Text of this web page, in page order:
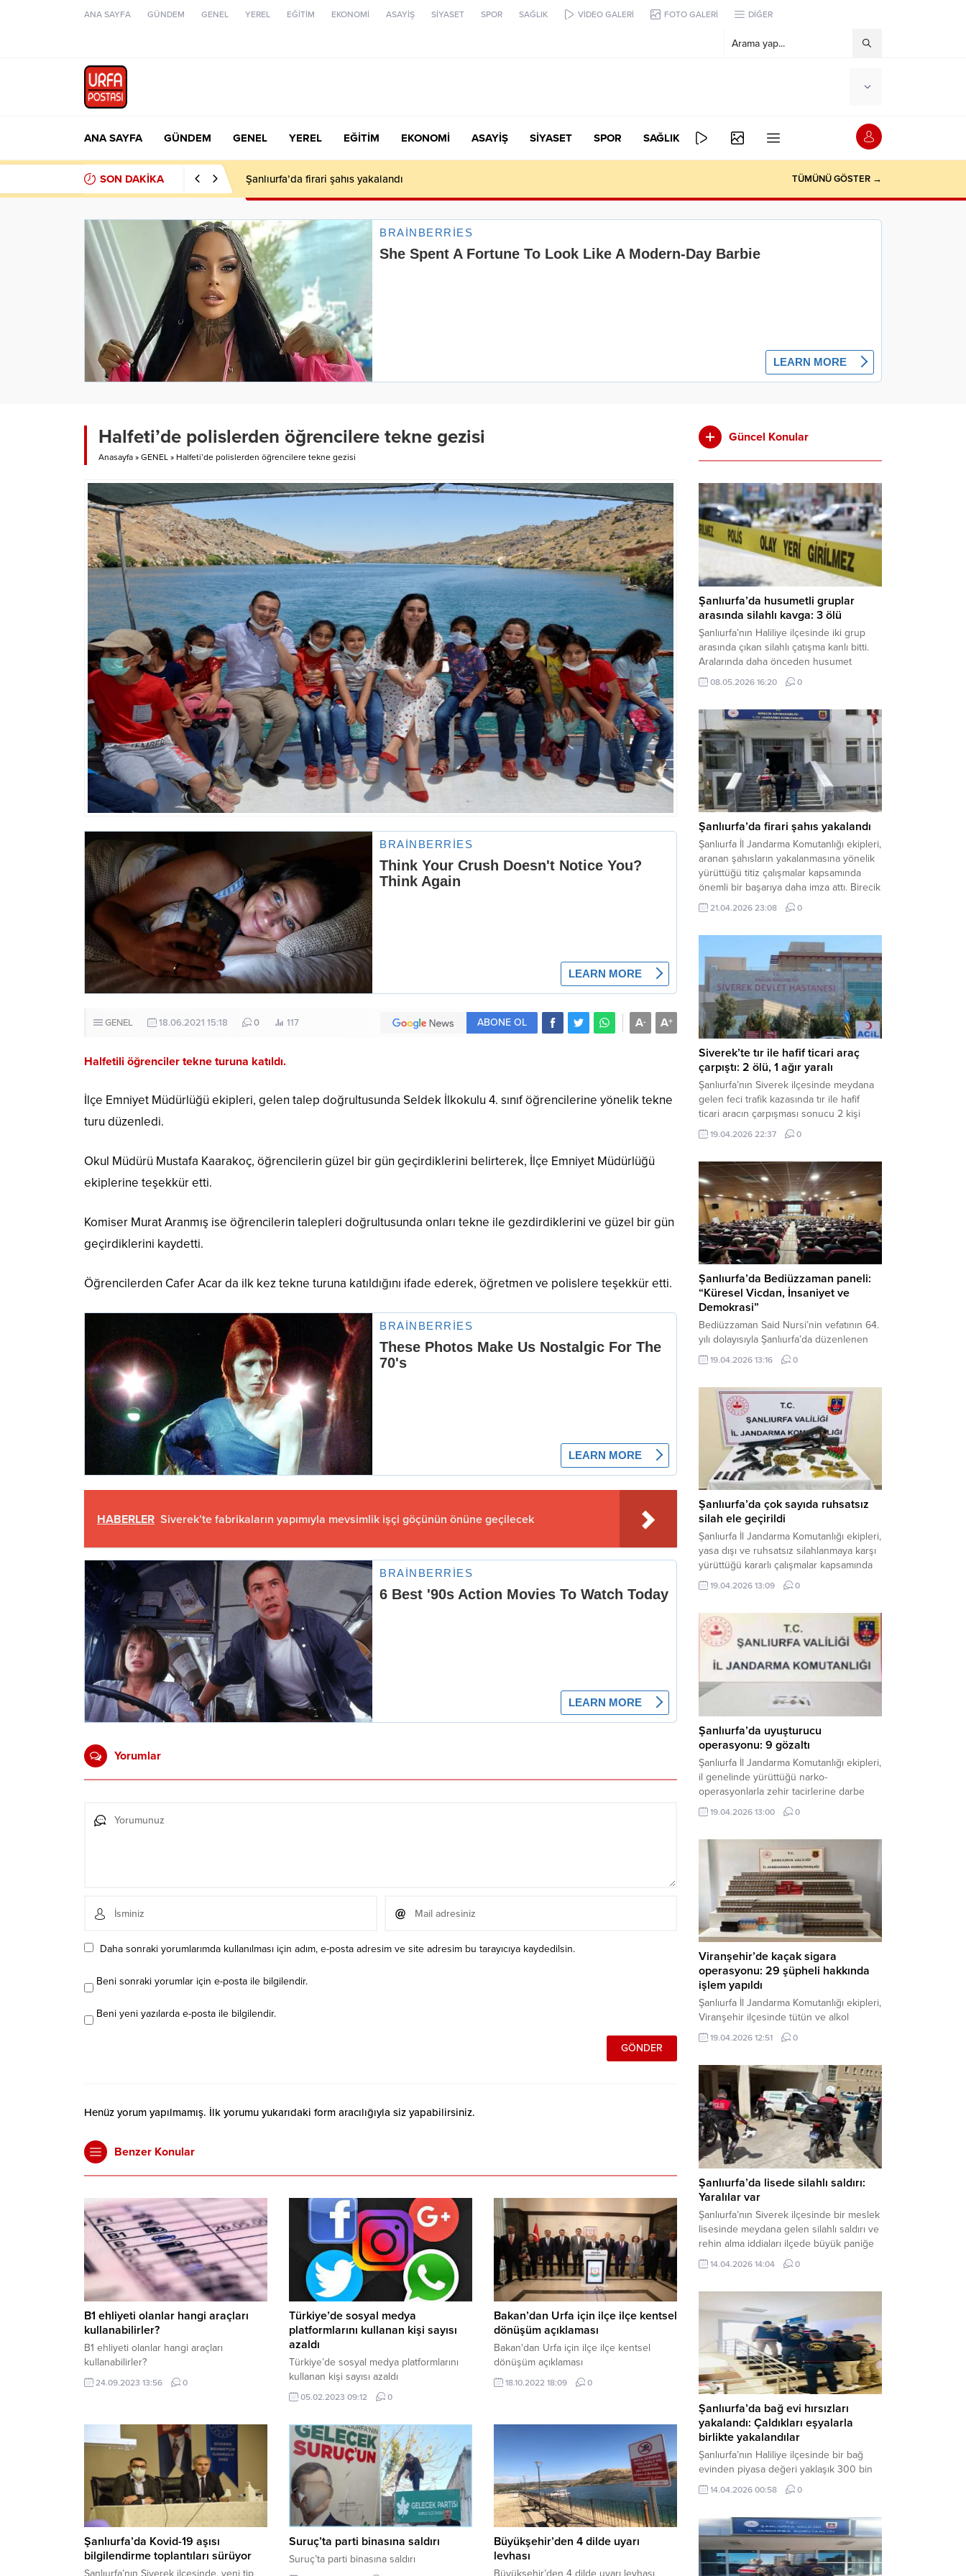
ANA SAYFA GÜNDEM GENEL YEREL EĞİTİM EKONOMİ ASAYİŞ SİYASET SPOR SAĞLIK VİDEO GALERİ FOTO GALERİ DİĞER
ANA SAYFA GÜNDEM GENEL YEREL EĞİTİM EKONOMİ ASAYİŞ SİYASET SPOR SAĞLIK
SON DAKİKA Şanlıurfa’da firari şahıs yakalandı TÜMÜNÜ GÖSTER →
Halfeti’de polislerden öğrencilere tekne gezisi
Anasayfa » GENEL » Halfeti’de polislerden öğrencilere tekne gezisi
GENEL 18.06.2021 15:18 0 117 A+
A-
ABONE OL
Halfetili öğrenciler tekne turuna katıldı.
İlçe Emniyet Müdürlüğü ekipleri, gelen talep doğrultusunda Seldek İlkokulu 4. sınıf öğrencilerine yönelik tekne
turu düzenledi.
Okul Müdürü Mustafa Kaarakoç, öğrencilerin güzel bir gün geçirdiklerini belirterek, İlçe Emniyet Müdürlüğü
ekiplerine teşekkür etti.
Komiser Murat Aranmış ise öğrencilerin talepleri doğrultusunda onları tekne ile gezdirdiklerini ve güzel bir gün
geçirdiklerini kaydetti.
Öğrencilerden Cafer Acar da ilk kez tekne turuna katıldığını ifade ederek, öğretmen ve polislere teşekkür etti.
HABERLER Siverek’te fabrikaların yapımıyla mevsimlik işçi göçünün önüne geçilecek
Yorumlar
Daha sonraki yorumlarımda kullanılması için adım, e-posta adresim ve site adresim bu tarayıcıya kaydedilsin.
Beni sonraki yorumlar için e-posta ile bilgilendir.
Beni yeni yazılarda e-posta ile bilgilendir.
Henüz yorum yapılmamış. İlk yorumu yukarıdaki form aracılığıyla siz yapabilirsiniz.
Benzer Konular
B1 ehliyeti olanlar hangi araçları
kullanabilirler?
B1 ehliyeti olanlar hangi araçları
kullanabilirler?
24.09.2023 13:56 0
Türkiye’de sosyal medya
platformlarını kullanan kişi sayısı
azaldı
Türkiye’de sosyal medya platformlarını
kullanan kişi sayısı azaldı
05.02.2023 09:12 0
Bakan’dan Urfa için ilçe ilçe kentsel
dönüşüm açıklaması
Bakan'dan Urfa için ilçe ilçe kentsel
dönüşüm açıklaması
18.10.2022 18:09 0
Şanlıurfa’da Kovid-19 aşısı
bilgilendirme toplantıları sürüyor
Şanlıurfa’nın Siverek ilçesinde, yeni tip
Suruç’ta parti binasına saldırı
Suruç’ta parti binasına saldırı
Büyükşehir’den 4 dilde uyarı
levhası
Büyükşehir’den 4 dilde uyarı levhası
Güncel Konular
Şanlıurfa’da husumetli gruplar
arasında silahlı kavga: 3 ölü
Şanlıurfa’nın Haliliye ilçesinde iki grup
arasında çıkan silahlı çatışma kanlı bitti.
Aralarında daha önceden husumet
olduğu öğrenilen tarafların kavgası
neticesinde 3 kişi olay yerinde yaşamını
ilçesine bağlı kırsal Konaç Mahallesi’nde
meydana geldi. Edinilen bilgilere göre,
aralarında husumet bulunan iki grup
arasında henüz belirlenemeyen bir...
08.05.2026 16:20 0
Şanlıurfa’da firari şahıs yakalandı
Şanlıurfa İl Jandarma Komutanlığı ekipleri,
aranan şahısların yakalanmasına yönelik
yürüttüğü titiz çalışmalar kapsamında
önemli bir başarıya daha imza attı. Birecik
ilçesinde düzenlenen operasyonla,
hakkında kesinleşmiş hapis cezası
teslim edildi. Haber Merkezi – Şanlıurfa
Valiliği İl Basın ve Halkla İlişkiler
Müdürlüğü tarafından yapılan açıklamaya
göre; İl...
21.04.2026 23:08 0
Siverek’te tır ile hafif ticari araç
çarpıştı: 2 ölü, 1 ağır yaralı
Şanlıurfa’nın Siverek ilçesinde meydana
gelen feci trafik kazasında tır ile hafif
ticari aracın çarpışması sonucu 2 kişi
yaşamını yitirdi, 1 kişi ise ağır yaralandı.
Haber Merkezi – Siverek-Adıyaman kara
çarpışması sonucu meydana gelen
kazada can pazarı yaşandı. Kafa Kafaya
Çarpıştılar Edinilen bilgilere göre,
Hüseyin Çelik (29)...
19.04.2026 22:37 0
Şanlıurfa’da Bediüzzaman paneli:
“Küresel Vicdan, İnsaniyet ve
Demokrasi”
Bediüzzaman Said Nursi’nin vefatının 64.
yılı dolayısıyla Şanlıurfa’da düzenlenen
panelde, günümüzün manevi ve
toplumsal sorunlarına Risale-i Nur
Necmettin Cevheri Kültür Merkezi’nde
gerçekleştirilen “Küresel Vicdan,
İnsaniyet ve Demokrasi” başlıklı panel,
hürriyet, adalet ve hukuk vurgularıyla
yoğun katılıma sahne oldu. Haber
Merkezi – Bediüzzaman Eğitim Kültür ve
Sanat...
19.04.2026 13:16 0
Şanlıurfa’da çok sayıda ruhsatsız
silah ele geçirildi
Şanlıurfa İl Jandarma Komutanlığı ekipleri,
yasa dışı ve ruhsatsız silahlanmaya karşı
yürüttüğü kararlı çalışmalar kapsamında
Bozova ilçesinde bir ikamete operasyon
düzenledi. Yapılan aramada çok sayıda
mühimmat ele geçirildi. Haber Merkezi –
Şanlıurfa Valiliği İl Basın ve Halkla İlişkiler
Müdürlüğü tarafından yapılan açıklamaya
göre; 17 Nisan...
19.04.2026 13:09 0
Şanlıurfa’da uyuşturucu
operasyonu: 9 gözaltı
Şanlıurfa İl Jandarma Komutanlığı ekipleri,
il genelinde yürüttüğü narko-
operasyonlarla zehir tacirlerine darbe
indirdi. Üç ilçede eş zamanlı
gerçekleştirilen faaliyetlerde çeşitli
şüpheli hakkında adli işlem başlatıldı.
Haber Merkezi – Şanlıurfa Valiliği İl Basın
ve Halkla İlişkiler Müdürlüğü’nden yapılan
açıklamaya göre, İl Jandarma Komutanlığı
tarafından “Narkotik Suçlarla...
19.04.2026 13:00 0
Viranşehir’de kaçak sigara
operasyonu: 29 şüpheli hakkında
işlem yapıldı
Şanlıurfa İl Jandarma Komutanlığı ekipleri,
Viranşehir ilçesinde tütün ve alkol
kaçakçılığına yönelik yürüttüğü kapsamlı
çalışmalar neticesinde binlerce paket
Operasyon kapsamında çok sayıda şahıs
hakkında adli süreç başlatıldı. Haber
Merkezi – Şanlıurfa Valiliği bünyesinde İl
Jandarma Komutanlığı tarafından
gerçekleştirilen “Tütün ve Alkol
Kaçakçılarına Yönelik Çalışmalar” tüm...
19.04.2026 12:51 0
Şanlıurfa’da lisede silahlı saldırı:
Yaralılar var
Şanlıurfa’nın Siverek ilçesinde bir meslek
lisesinde meydana gelen silahlı saldırı ve
rehin alma iddiaları ilçede büyük paniğe
neden oldu. Olay yerine çok sayıda özel
harekat polisi ve sağlık ekibi sevk
çalışmaları devam ediyor. Haber Merkezi
– Siverek ilçesi Hasan Çelebi
Mahallesi’nde bulunan Ahmet Koyuncu
Mesleki...
14.04.2026 14:04 0
Şanlıurfa’da bağ evi hırsızları
yakalandı: Çaldıkları eşyalarla
birlikte yakalandılar
Şanlıurfa’nın Haliliye ilçesinde bir bağ
evinden piyasa değeri yaklaşık 300 bin
TL olan eşyaları çalan şüpheliler,
jandarmanın başarılı operasyonuyla
şüpheliden 2’si tutuklanarak cezaevine
gönderildi. Haber Merkezi – Şanlıurfa İl
Jandarma Komutanlığı, “Faili Meçhul
Hırsızlık Olaylarının Aydınlatılmasına”
14.04.2026 00:58 0